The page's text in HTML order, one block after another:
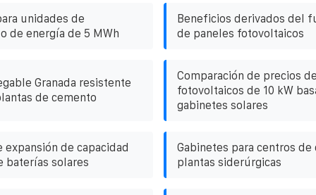
unidades de
de energía de 5 MWh
Beneficios derivados del
de paneles fotovoltaicos
Granada resistente
de cemento
Comparación de precios
fotovoltaicos de 10 kW
gabinetes solares
expansión de capacidad
baterías solares
Gabinetes para centros de
plantas siderúrgicas